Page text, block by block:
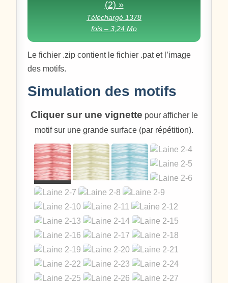
(2) »
Téléchargé 1378
fois – 3,24 Mo
Le fichier .zip contient le fichier .pat et l’image
des motifs.
Simulation des motifs
Cliquer sur une vignette pour afficher le
motif sur une grande surface (par répétition).